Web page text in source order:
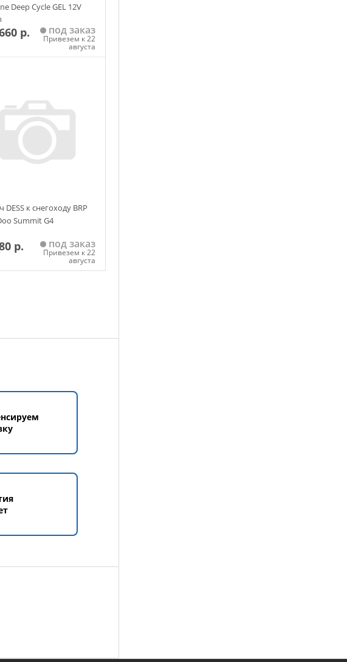
Deep Cycle GEL 12V
р. под заказ
Привезем к 22
августа
DESS к снегоходу BRP
Summit G4
р. под заказ
Привезем к 22
августа